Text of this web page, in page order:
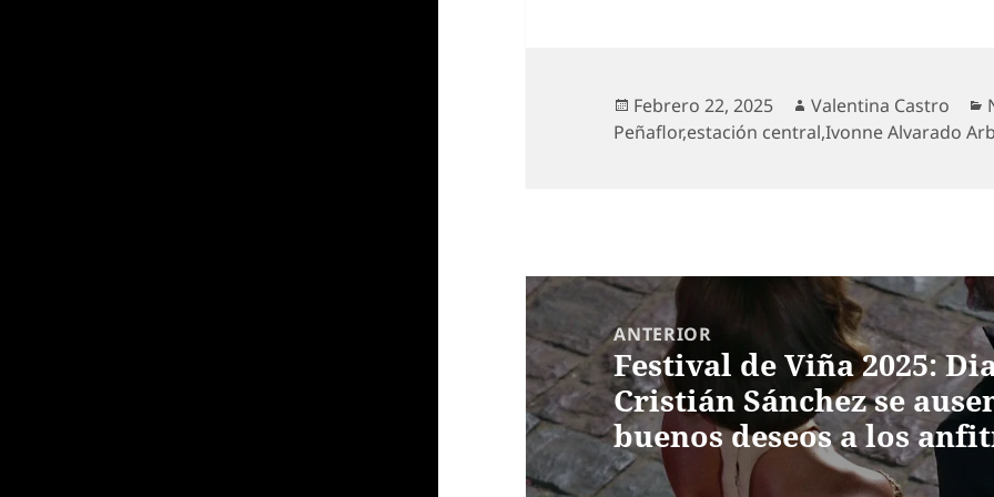
Publicado
el
Febrero 22, 2025 Autor
Valentina Castro
Peñaflor,estación central,Ivonne Alvarado
Navegación
entradas
ANTERIOR
Entrada
anterior:
Festival de Viña 2025:
Cristián Sánchez se
buenos deseos a los